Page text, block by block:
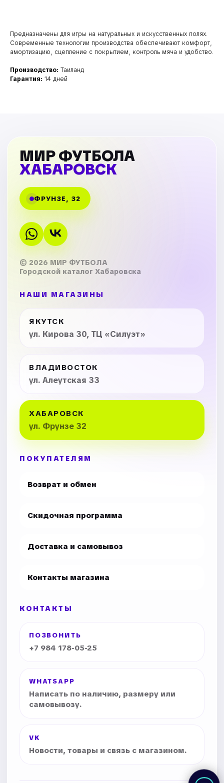
Предназначены для игры на натуральных и искусственных полях.
Современные технологии производства обеспечивают комфорт,
амортизацию, сцепление с покрытием, контроль мяча и удобство.
Производство: Таиланд
Гарантия: 14 дней
МИР ФУТБОЛА
ХАБАРОВСК
ФРУНЗЕ, 32
© 2026 МИР ФУТБОЛА
Городской каталог Хабаровска
НАШИ МАГАЗИНЫ
ЯКУТСК
ул. Кирова 30, ТЦ «Силуэт»
ВЛАДИВОСТОК
ул. Алеутская 33
ХАБАРОВСК
ул. Фрунзе 32
ПОКУПАТЕЛЯМ
Возврат и обмен
Скидочная программа
Доставка и самовывоз
Контакты магазина
КОНТАКТЫ
ПОЗВОНИТЬ
+7 984 178-05-25
WHATSAPP
Написать по наличию, размеру или
самовывозу.
VK
Новости, товары и связь с магазином.